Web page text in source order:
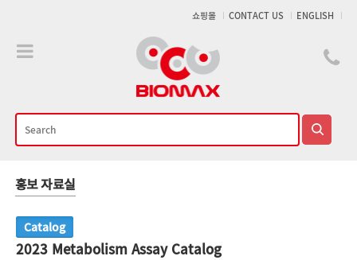
쇼핑몰 CONTACT US ENGLISH
홍보 자료실
Catalog
2023 Metabolism Assay Catalog